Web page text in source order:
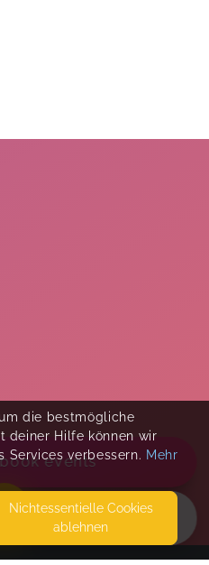
events
die bestmögliche
deiner Hilfe können wir
Services verbessern. Mehr
Nicht­essentielle Cookies
ablehnen